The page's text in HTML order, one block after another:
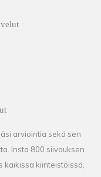
arviointia sekä sen
Insta 800 siivouksen
kiinteistöissä,